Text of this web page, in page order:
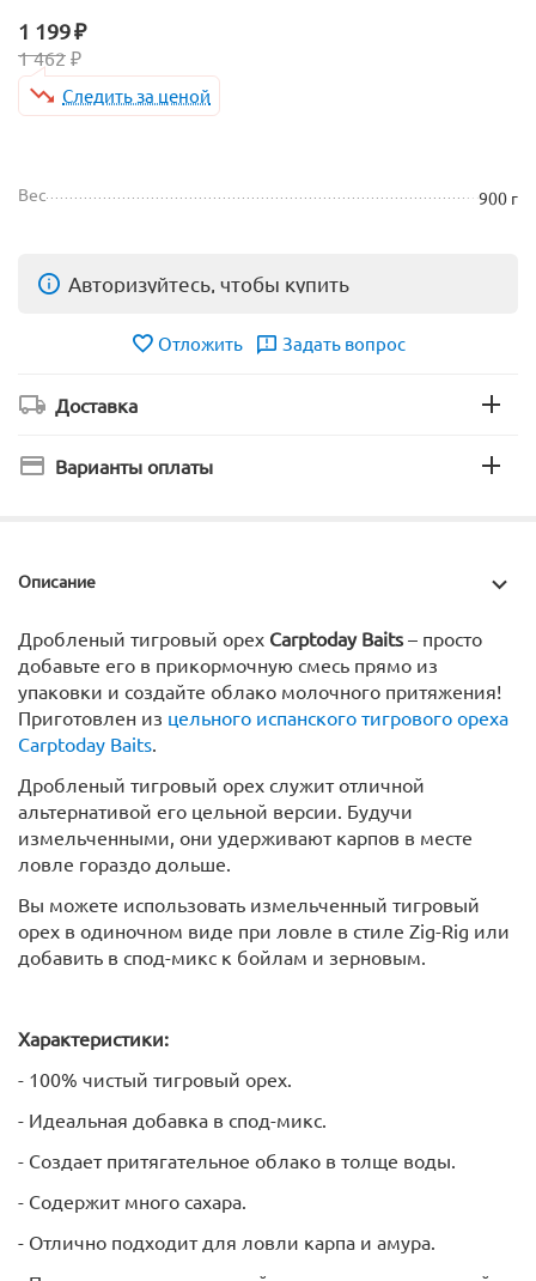
1 199₽
1 462 ₽
Следить за ценой
Вес 900 г
Авторизуйтесь, чтобы купить
Отложить Задать вопрос
Доставка
Варианты оплаты
Описание
Дробленый тигровый орех Carptoday Baits – просто
добавьте его в прикормочную смесь прямо из
упаковки и создайте облако молочного притяжения!
Приготовлен из цельного испанского тигрового ореха
Carptoday Baits
Дробленый тигровый орех служит отличной
альтернативой его цельной версии. Будучи
измельченными, они удерживают карпов в месте
ловле гораздо дольше.
Вы можете использовать измельченный тигровый
орех в одиночном виде при ловле в стиле Zig-Rig или
добавить в спод-микс к бойлам и зерновым.
Характеристики:
- 100% чистый тигровый орех.
- Идеальная добавка в спод-микс.
- Создает притягательное облако в толще воды.
- Содержит много сахара.
- Отлично подходит для ловли карпа и амура.